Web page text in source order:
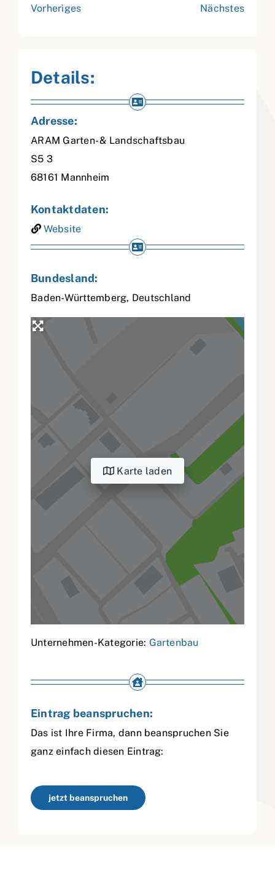
Vorheriges Nächstes
Details:
Adresse:
ARAM Garten- & Landschaftsbau
S5 3
68161 Mannheim
Kontaktdaten:
Website
Bundesland:
Baden-Württemberg, Deutschland
Karte laden
Unternehmen-Kategorie: Gartenbau
Eintrag beanspruchen:
Das ist Ihre Firma, dann beanspruchen Sie
ganz einfach diesen Eintrag:
jetzt beanspruchen